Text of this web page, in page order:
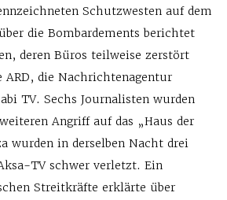
Schutzwesten auf dem
die Bombardements berichtet
deren Büros teilweise zerstört
ARD, die Nachrichtenagentur
TV. Sechs Journalisten wurden
Angriff auf das „Haus der
wurden in derselben Nacht drei
TV schwer verletzt. Ein
Streitkräfte erklärte über